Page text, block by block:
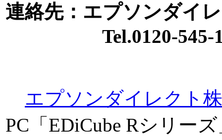
連絡先：エプソンダイ
Tel.0120-545-
エプソンダイレクト
PC「EDiCube Rシリー